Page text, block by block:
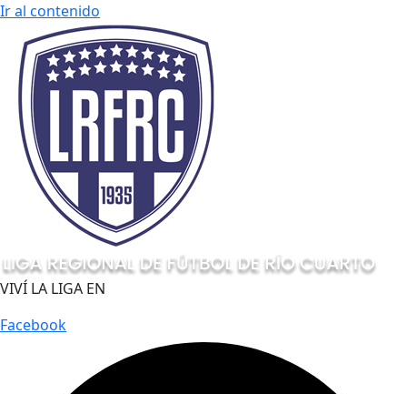
Ir al contenido
VIVÍ LA LIGA EN
Facebook